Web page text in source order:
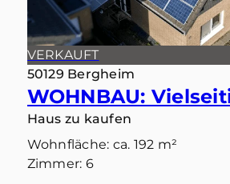
VERKAUFT
50129 Bergheim
Haus zu kaufen
Wohnfläche: ca. 192 m²
Zimmer: 6